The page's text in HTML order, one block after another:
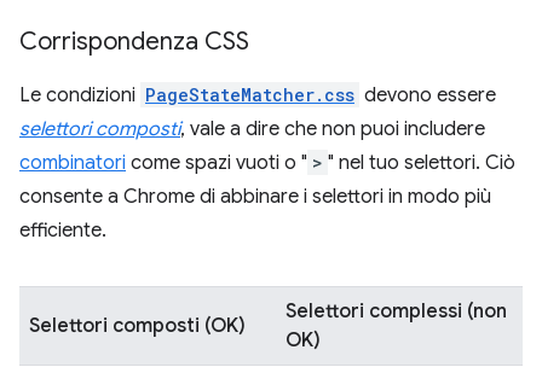
Corrispondenza CSS
Le condizioni PageStateMatcher.css devono essere
selettori composti, vale a dire che non puoi includere
combinatori come spazi vuoti o " > " nel tuo selettori. Ciò
consente a Chrome di abbinare i selettori in modo più
efficiente.
Selettori composti (OK)
Selettori complessi (non
OK)